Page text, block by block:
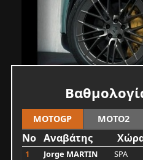
MOTOGP MOTO2
No Αναβάτης
1 Jorge MARTIN SPA